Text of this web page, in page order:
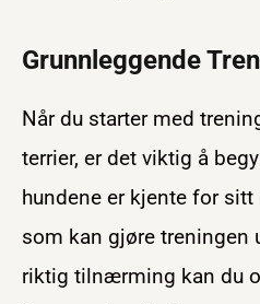
Grunnleggende
Når du starter med
terrier, er det viktig å
hundene er kjente for
som kan gjøre treningen
riktig tilnærming kan du